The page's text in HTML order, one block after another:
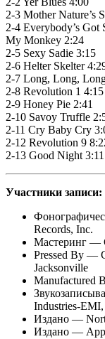
2-3 Mother Nature’s
2-4 Everybody’s
My Monkey 2:24
2-5 Sexy Sadie 3:15
2-6 Helter Skelter
2-7 Long, Long,
2-8 Revolution 1 4:15
2-9 Honey Pie 2:41
2-10 Savoy Truffle
2-11 Cry Baby Cry
2-12 Revolution 9
2-13 Good Night 3:11
Участники записи:
Records, Inc.
Мастеринг —
Pressed By —
Jacksonville
Manufactured
Industries-
Издано —
Издано —